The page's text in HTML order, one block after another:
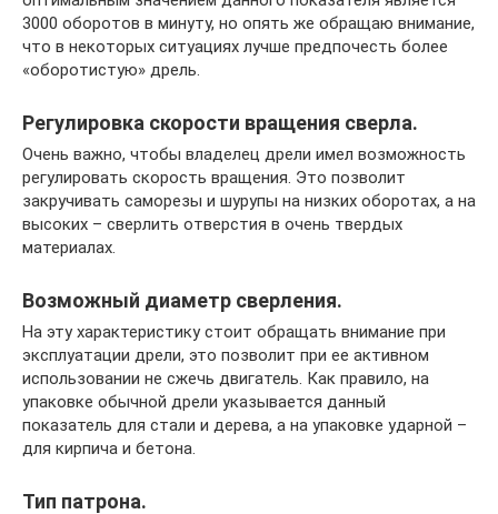
3000 оборотов в минуту, но опять же обращаю внимание,
что в некоторых ситуациях лучше предпочесть более
«оборотистую» дрель.
Регулировка скорости вращения сверла.
Очень важно, чтобы владелец дрели имел возможность
регулировать скорость вращения. Это позволит
закручивать саморезы и шурупы на низких оборотах, а на
высоких – сверлить отверстия в очень твердых
материалах.
Возможный диаметр сверления.
На эту характеристику стоит обращать внимание при
эксплуатации дрели, это позволит при ее активном
использовании не сжечь двигатель. Как правило, на
упаковке обычной дрели указывается данный
показатель для стали и дерева, а на упаковке ударной –
для кирпича и бетона.
Тип патрона.